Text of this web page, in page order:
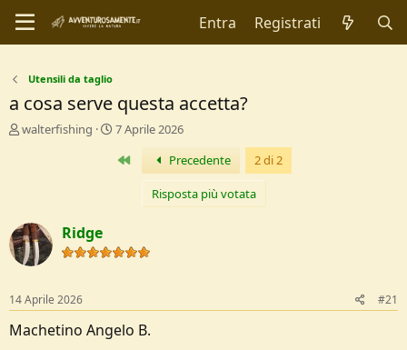
Entra Registrati
Utensili da taglio
a cosa serve questa accetta?
C
r
e
D
c
u
s
walterfishing
D
t
n
i
o
7 Aprile 2026
Primo Precedente 2 di 2
Risposta più votata
Ridge
14 Aprile 2026 #21
Machetino Angelo B.